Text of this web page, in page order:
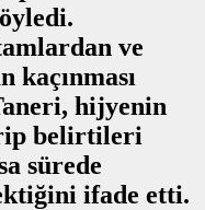
ve
kaçınması
hijyenin
belirtileri
sürede
ifade etti.